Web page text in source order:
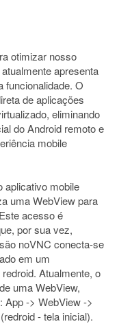
otimizar nosso
apresenta
funcionalidade. O
de aplicações
eliminando
do Android remoto e
mobile
aplicativo mobile
uma WebView para
acesso é
por sua vez,
noVNC conecta-se
em um
Atualmente, o
uma WebView,
App -> WebView ->
- tela inicial).